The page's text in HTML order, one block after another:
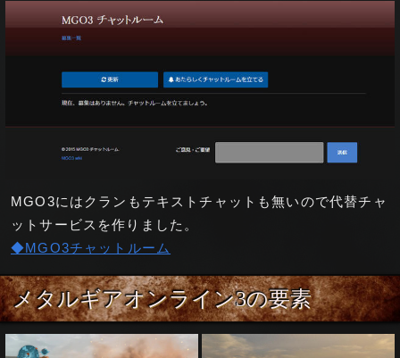
MGO3にはクランもテキストチャットも無いので代替チャ
ットサービスを作りました。
◆MGO3チャットルーム
メタルギアオンライン3の要素